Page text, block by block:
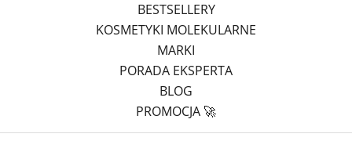
BESTSELLERY
KOSMETYKI MOLEKULARNE
MARKI
PORADA EKSPERTA
BLOG
PROMOCJA 🚀